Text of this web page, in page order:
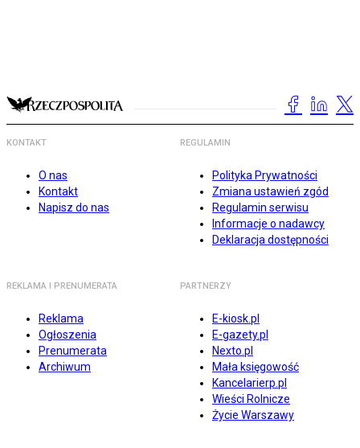
KONTAKT
O nas
Kontakt
Napisz do nas
REGULAMIN
Polityka Prywatności
Zmiana ustawień zgód
Regulamin serwisu
Informacje o nadawcy
Deklaracja dostępności
REKLAMA I PRENUMERATA
Reklama
Ogłoszenia
Prenumerata
Archiwum
PARTNERZY
E-kiosk.pl
E-gazety.pl
Nexto.pl
Mała księgowość
Kancelarierp.pl
Wieści Rolnicze
Życie Warszawy